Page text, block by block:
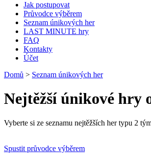
Jak postupovat
Průvodce výběrem
Seznam únikových her
LAST MINUTE hry
FAQ
Kontakty
Účet
Domů > Seznam únikových her
Nejtěžší únikové hry
Vyberte si ze seznamu nejtěžších her typu 2
Spustit průvodce výběrem